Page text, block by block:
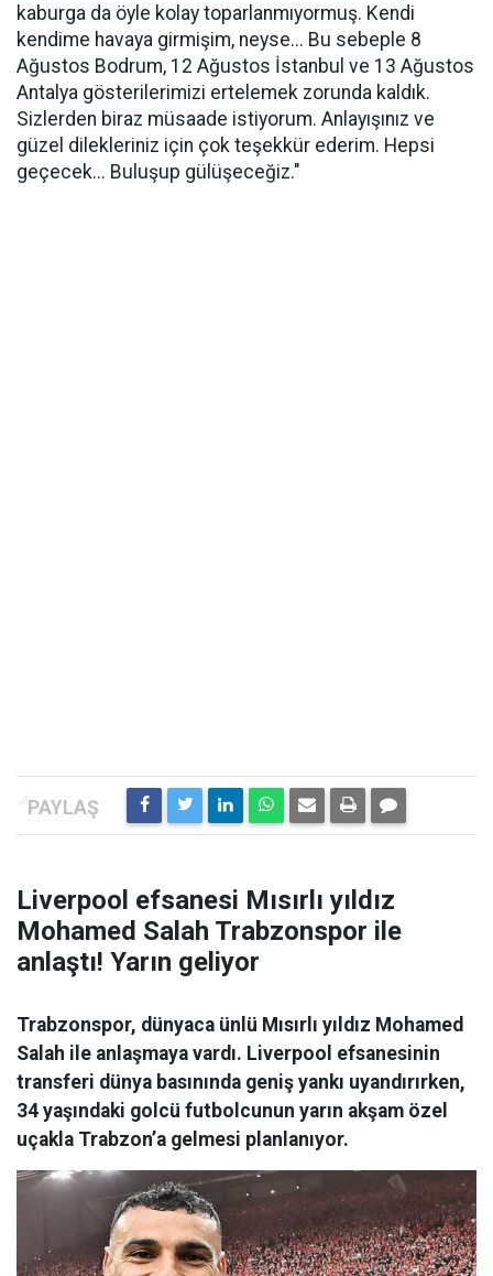
kaburga da öyle kolay toparlanmıyormuş. Kendi
kendime havaya girmişim, neyse... Bu sebeple 8
Ağustos Bodrum, 12 Ağustos İstanbul ve 13 Ağustos
Antalya gösterilerimizi ertelemek zorunda kaldık.
Sizlerden biraz müsaade istiyorum. Anlayışınız ve
güzel dilekleriniz için çok teşekkür ederim. Hepsi
geçecek... Buluşup gülüşeceğiz."
Liverpool efsanesi Mısırlı yıldız
Mohamed Salah Trabzonspor ile
anlaştı! Yarın geliyor
Trabzonspor, dünyaca ünlü Mısırlı yıldız Mohamed
Salah ile anlaşmaya vardı. Liverpool efsanesinin
transferi dünya basınında geniş yankı uyandırırken,
34 yaşındaki golcü futbolcunun yarın akşam özel
uçakla Trabzon’a gelmesi planlanıyor.